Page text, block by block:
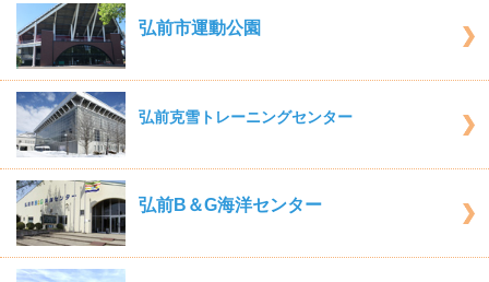
弘前市運動公園
弘前克雪トレーニングセンター
弘前B＆G海洋センター